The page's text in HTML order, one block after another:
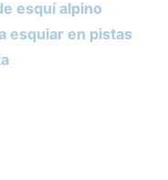
esquí alpino
esquiar en pistas